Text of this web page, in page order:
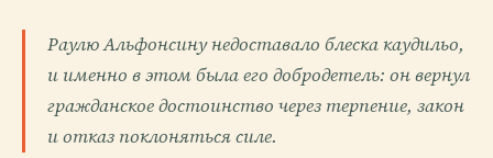
Раулю Альфонсину недоставало блеска каудильо,
и именно в этом была его добродетель: он вернул
гражданское достоинство через терпение, закон
и отказ поклоняться силе.